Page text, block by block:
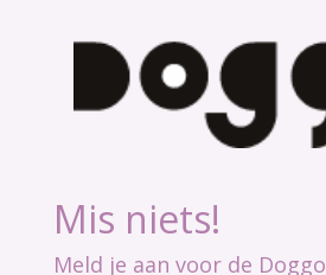
Mis niets!
Meld je aan voor de Doggo